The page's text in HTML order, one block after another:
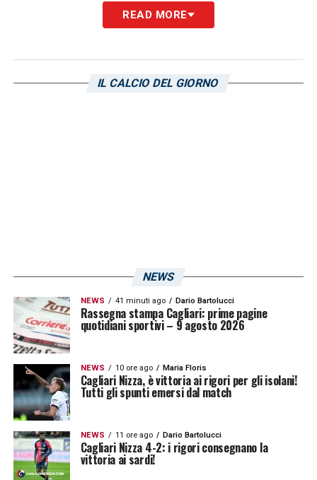
reparto arretrato adAlberto Dossena
fondamentale nello scacchiere rossoblù.
Juventus, è arrivato il suo primo gol nella
READ MORE
IL CALCIO DEL GIORNO
NEWS
NEWS 41 minuti ago Dario Bartolucci
Rassegna stampa Cagliari: prime pagine
quotidiani sportivi – 9 agosto 2026
NEWS 10 ore ago Maria Floris
Cagliari Nizza, è vittoria ai rigori per gli isolani!
Tutti gli spunti emersi dal match
NEWS 11 ore ago Dario Bartolucci
Cagliari Nizza 4-2: i rigori consegnano la
vittoria ai sardi!